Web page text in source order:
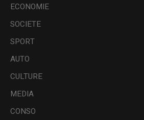
ECONOMIE
SOCIETE
SPORT
AUTO
CULTURE
MEDIA
CONSO